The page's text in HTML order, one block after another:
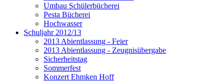
Umbau Schülerbücherei
Pesta Bücherei
Hochwasser
Schuljahr 2012/13
2013 Abientlassung - Feier
2013 Abientlassung - Zeugnisübergabe
Sicherheitstag
Sommerfest
Konzert Ehmken Hoff